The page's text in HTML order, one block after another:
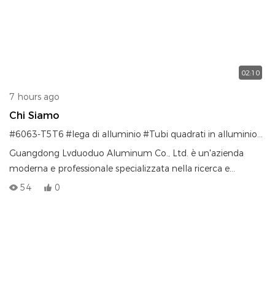
02:10
7 hours ago
Chi Siamo
#6063-T5T6 #lega di alluminio #Tubi quadrati in alluminio
Guangdong Lvduoduo Aluminum Co., Ltd. è un'azienda
moderna e professionale specializzata nella ricerca e
sviluppo, produzione e vendita di profili in alluminio di alta
54 0